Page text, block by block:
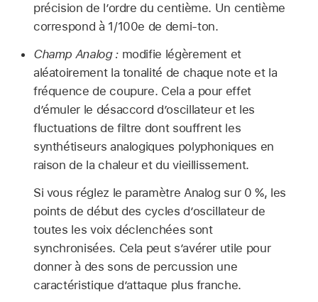
précision de l’ordre du centième. Un centième
correspond à 1/100e de demi-ton.
Champ Analog :modifie légèrement et
aléatoirement la tonalité de chaque note et la
fréquence de coupure. Cela a pour effet
d’émuler le désaccord d’oscillateur et les
fluctuations de filtre dont souffrent les
synthétiseurs analogiques polyphoniques en
raison de la chaleur et du vieillissement.
Si vous réglez le paramètre Analog sur 0 %, les
points de début des cycles d’oscillateur de
toutes les voix déclenchées sont
synchronisées. Cela peut s’avérer utile pour
donner à des sons de percussion une
caractéristique d’attaque plus franche.